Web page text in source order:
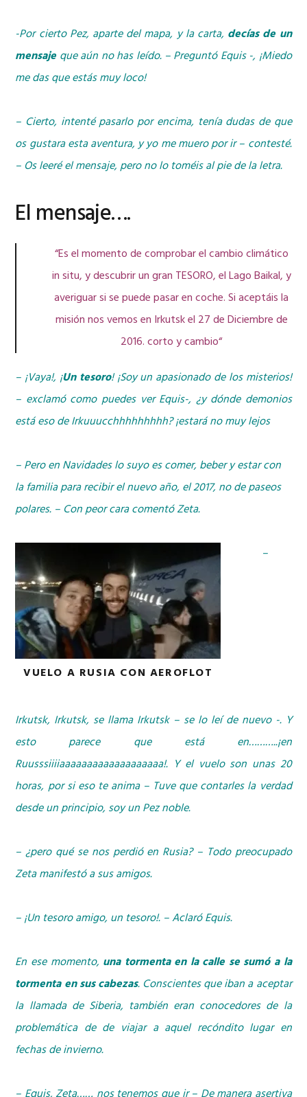
-Por cierto Pez, aparte del mapa, y la carta, decías de un
mensaje que aún no has leído. – Preguntó Equis -, ¡Miedo
me das que estás muy loco!
– Cierto, intenté pasarlo por encima, tenía dudas de que
os gustara esta aventura, y yo me muero por ir – contesté.
– Os leeré el mensaje, pero no lo toméis al pie de la letra.
El mensaje….
“Es el momento de comprobar el cambio climático
in situ, y descubrir un gran TESORO, el Lago Baikal, y
averiguar si se puede pasar en coche. Si aceptáis la
misión nos vemos en Irkutsk el 27 de Diciembre de
2016. corto y cambio“
– ¡Vaya!, ¡Un tesoro! ¡Soy un apasionado de los misterios!
– exclamó como puedes ver Equis-, ¿y dónde demonios
está eso de Irkuuucchhhhhhhhh? ¡estará no muy lejos
– Pero en Navidades lo suyo es comer, beber y estar con
la familia para recibir el nuevo año, el 2017, no de paseos
polares. – Con peor cara comentó Zeta.
VUELO A RUSIA CON AEROFLOT
–
Irkutsk, Irkutsk, se llama Irkutsk – se lo leí de nuevo -. Y
esto parece que está en………..¡en
Ruusssiiiiaaaaaaaaaaaaaaaaaaa!. Y el vuelo son unas 20
horas, por si eso te anima – Tuve que contarles la verdad
desde un principio, soy un Pez noble.
– ¿pero qué se nos perdió en Rusia? – Todo preocupado
Zeta manifestó a sus amigos.
– ¡Un tesoro amigo, un tesoro!. – Aclaró Equis.
En ese momento, una tormenta en la calle se sumó a la
tormenta en sus cabezas. Conscientes que iban a aceptar
la llamada de Siberia, también eran conocedores de la
problemática de de viajar a aquel recóndito lugar en
fechas de invierno.